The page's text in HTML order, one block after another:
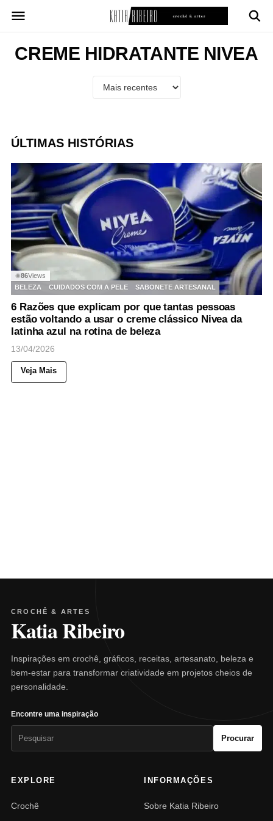
para
conteúdo
CREME HIDRATANTE NIVEA
ÚLTIMAS HISTÓRIAS
◉86Views
BELEZA
CUIDADOS COM A PELE SABONETE ARTESANAL
6 Razões que explicam por que tantas pessoas
estão voltando a usar o creme clássico Nivea da
latinha azul na rotina de beleza
13/04/2026
Veja Mais
CROCHÊ & ARTES
Katia Ribeiro
Inspirações em crochê, gráficos, receitas, artesanato, beleza e
bem-estar para transformar criatividade em projetos cheios de
personalidade.
Encontre uma inspiração
Procurar
EXPLORE
Crochê
INFORMAÇÕES
Sobre Katia Ribeiro